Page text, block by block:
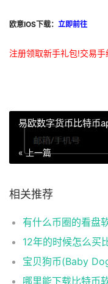
欧意IOS下载： 立即前往
注册领取新手礼包!交易
易欧数字货币比特币
« 上一篇
相关推荐
有什么币圈的看盘
宝贝狗币(Baby